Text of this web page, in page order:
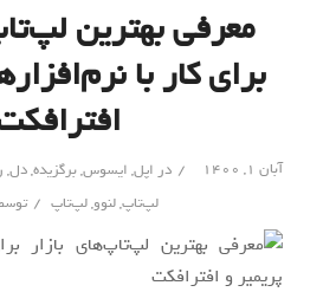
معرفی بهترین
برای کار با
آبان ۱, ۱۴۰۰ / در اپل, ایسوس,برگزیده,دل,
لپ‌تاپ,لنوو,لپ‌تاپ /